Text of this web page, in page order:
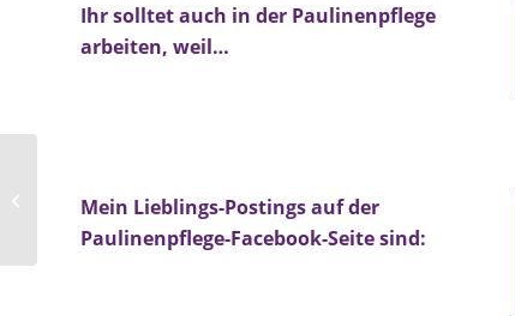
Ihr solltet auch in der Paulinenpflege
arbeiten, weil…
Mein Lieblings-Postings auf der
Paulinenpflege-Facebook-Seite sind:
Marcel Swoboda